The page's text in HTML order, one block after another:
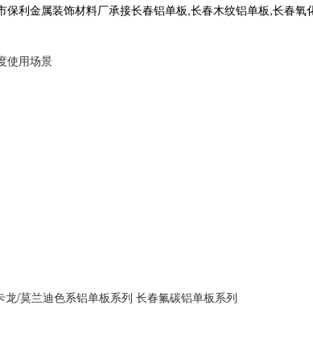
利金属装饰材料厂承接长春铝单板,长春木纹铝单板,长春
使用场景
龙/莫兰迪色系铝单板系列 长春氟碳铝单板系列